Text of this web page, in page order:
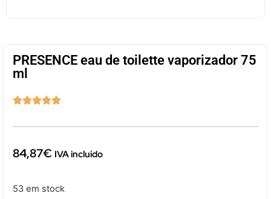
PRESENCE eau de toilette vaporizador 75
ml

84,87€ IVA incluido
53 em stock